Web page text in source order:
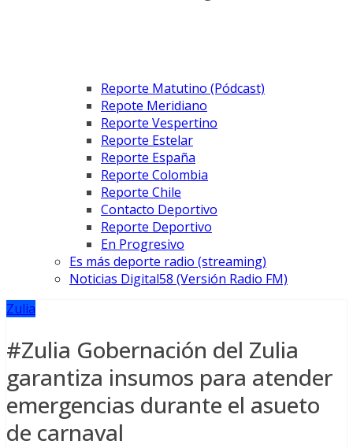
Reporte Matutino (Pódcast)
Repote Meridiano
Reporte Vespertino
Reporte Estelar
Reporte España
Reporte Colombia
Reporte Chile
Contacto Deportivo
Reporte Deportivo
En Progresivo
Es más deporte radio (streaming)
Noticias Digital58 (Versión Radio FM)
Zulia
#Zulia Gobernación del Zulia
garantiza insumos para atender
emergencias durante el asueto
de carnaval